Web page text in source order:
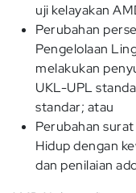
uji kelayakan
Perubahan
Pengelolaan
melakukan
UKL-UPL
standar; atau
Perubahan
Hidup dengan
dan penilaian